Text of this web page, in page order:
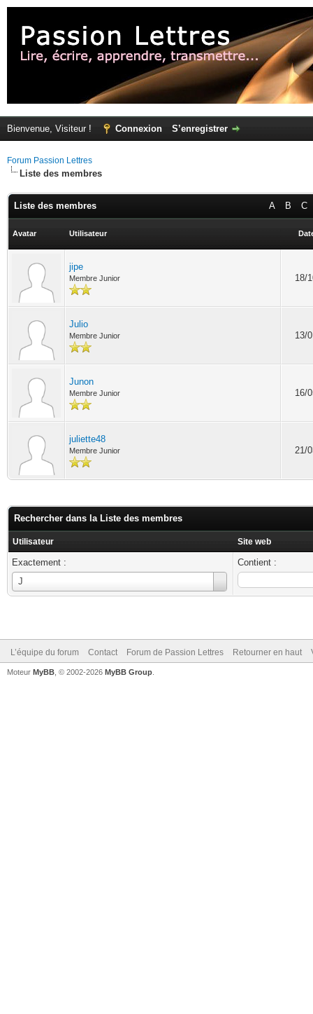
Bienvenue, Visiteur ! Connexion S’enregistrer
Forum Passion Lettres
Liste des membres
A B C
Liste des membres
Avatar Utilisateur
jipe
Membre Junior 18/
Julio
Membre Junior 13/
Junon
Membre Junior 16/
juliette48
Membre Junior 21/
Rechercher dans la Liste des membres
Utilisateur Site web
Exactement :
J
Utilisateur
Contient :
L’équipe du forum Contact Forum de Passion Lettres Retourner en haut
Moteur MyBB , © 2002-2026 MyBB Group